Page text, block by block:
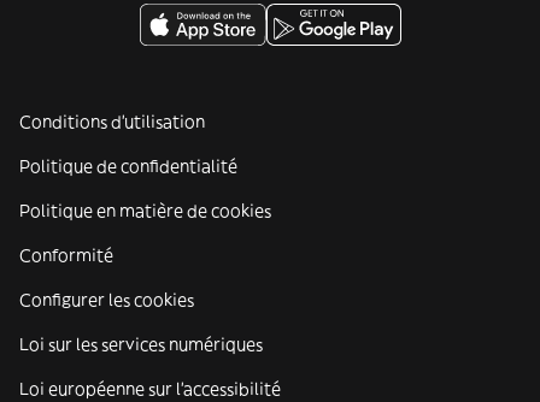
Conditions d'utilisation
Politique de confidentialité
Politique en matière de cookies
Conformité
Configurer les cookies
Loi sur les services numériques
Loi européenne sur l’accessibilité